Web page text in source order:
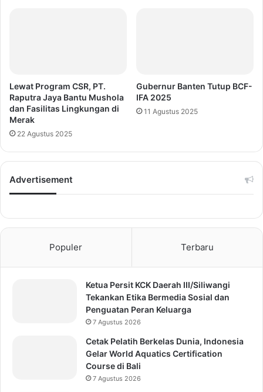
Lewat Program CSR, PT.
Raputra Jaya Bantu Mushola
dan Fasilitas Lingkungan di
Merak
22 Agustus 2025
Gubernur Banten Tutup BCF-
IFA 2025
11 Agustus 2025
Advertisement
Populer Terbaru
Ketua Persit KCK Daerah III/Siliwangi
Tekankan Etika Bermedia Sosial dan
Penguatan Peran Keluarga
7 Agustus 2026
Cetak Pelatih Berkelas Dunia, Indonesia
Gelar World Aquatics Certification
Course di Bali
7 Agustus 2026